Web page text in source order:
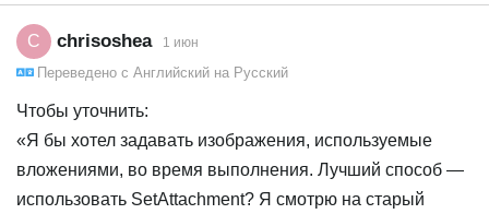
C chrisoshea 1 июн
Переведено с Английский на Русский
Чтобы уточнить:
«Я бы хотел задавать изображения, используемые
вложениями, во время выполнения. Лучший способ —
использовать SetAttachment? Я смотрю на старый